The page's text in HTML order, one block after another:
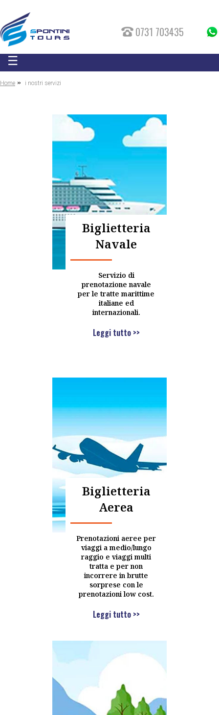
0731 703435
☰
Home » i nostri servizi
Biglietteria
Navale
Servizio di
prenotazione navale
per le tratte marittime
italiane ed
internazionali.
Leggi tutto >>
Biglietteria
Aerea
Prenotazioni aeree per
viaggi a medio/lungo
raggio e viaggi multi
tratta e per non
incorrere in brutte
sorprese con le
prenotazioni low cost.
Leggi tutto >>